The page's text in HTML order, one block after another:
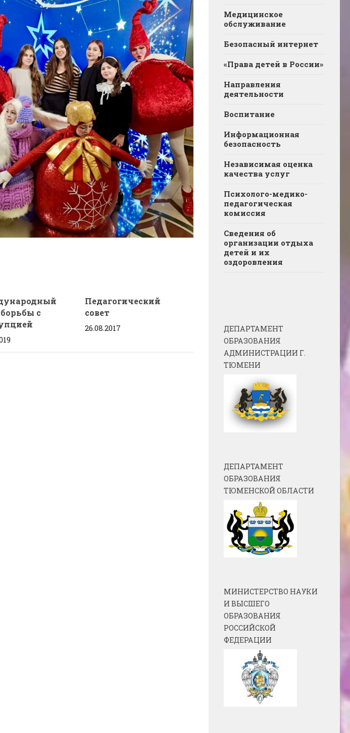
с
Педагогический
совет
26.08.2017
Медицинское
обслуживание
Безопасный интернет
«Права детей в России»
Направления
деятельности
Воспитание
Информационная
безопасность
Независимая оценка
качества услуг
Психолого-медико-
педагогическая
комиссия
Сведения об
организации отдыха
детей и их
оздоровления
ДЕПАРТАМЕНТ
ОБРАЗОВАНИЯ
АДМИНИСТРАЦИИ Г.
ТЮМЕНИ
ДЕПАРТАМЕНТ
ОБРАЗОВАНИЯ
ТЮМЕНСКОЙ ОБЛАСТИ
МИНИСТЕРСТВО НАУКИ
И ВЫСШЕГО
ОБРАЗОВАНИЯ
РОССИЙСКОЙ
ФЕДЕРАЦИИ